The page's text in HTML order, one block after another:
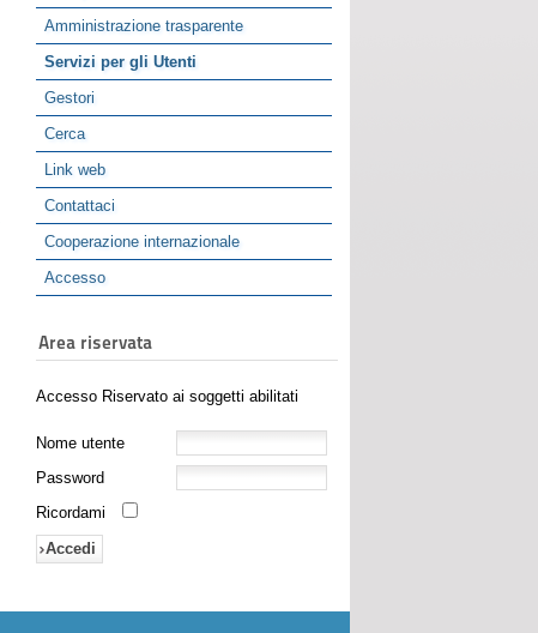
Amministrazione trasparente
Servizi per gli Utenti
Gestori
Cerca
Link web
Contattaci
Cooperazione internazionale
Accesso
Area riservata
Accesso Riservato ai soggetti abilitati
Nome utente
Password
Ricordami